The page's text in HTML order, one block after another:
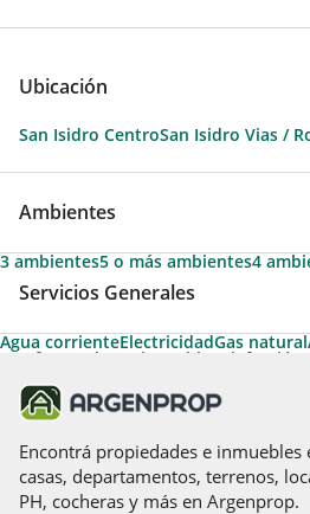
Ubicación
San Isidro CentroSan Isidro Vias /
Ambientes
3 ambientes5 o más ambientes4
Servicios Generales
Agua corrienteElectricidadGas natural
Artefactos de cocina Cable Calefacción
Calefacción tiro balanceado
TermotanqueApto Profesional
Encontrá propiedades e inmuebles
casas, departamentos, terrenos,
PH, cocheras y más en Argenprop.